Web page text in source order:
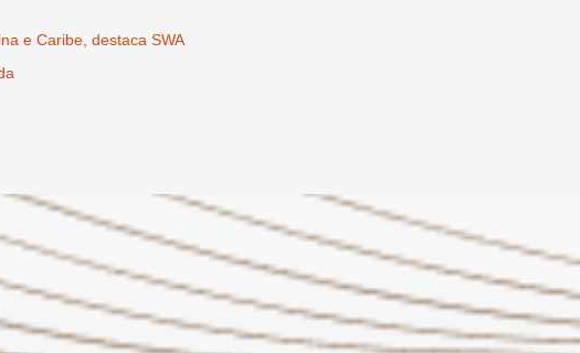
e Caribe, destaca SWA